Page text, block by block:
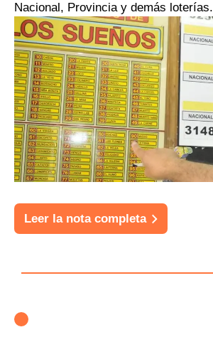
Nacional, Provincia y demás loterías.
Leer la nota completa